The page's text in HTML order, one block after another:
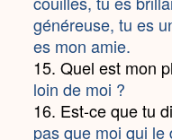
généreuse, tu es
es mon amie.
15. Quel est mon
loin de moi ?
16. Est-ce que tu
pas que moi qui le